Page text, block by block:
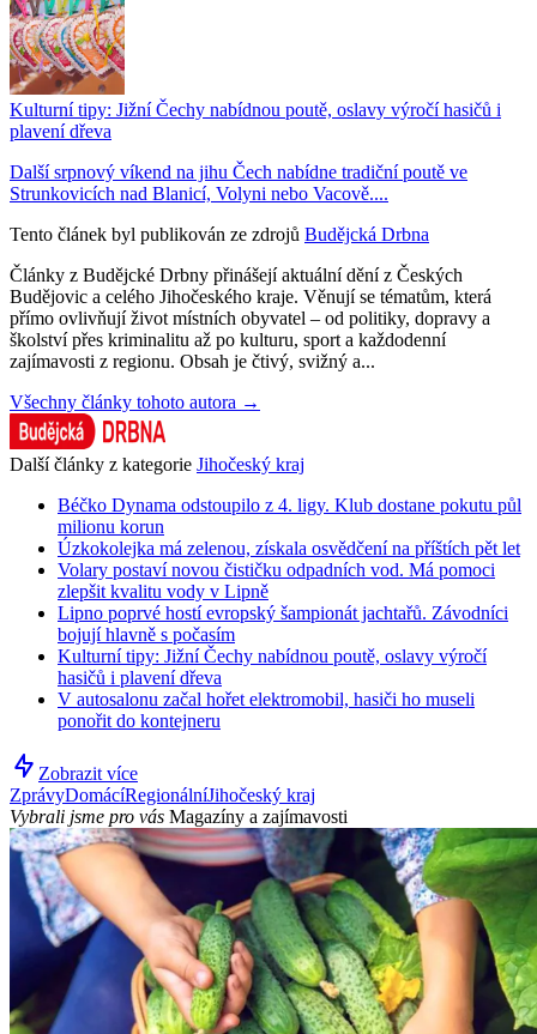
Kulturní tipy: Jižní Čechy nabídnou poutě, oslavy výročí hasičů i
plavení dřeva
Další srpnový víkend na jihu Čech nabídne tradiční poutě ve
Strunkovicích nad Blanicí, Volyni nebo Vacově....
Tento článek byl publikován ze zdrojů Budějcká Drbna
Články z Budějcké Drbny přinášejí aktuální dění z Českých
Budějovic a celého Jihočeského kraje. Věnují se tématům, která
přímo ovlivňují život místních obyvatel – od politiky, dopravy a
školství přes kriminalitu až po kulturu, sport a každodenní
zajímavosti z regionu. Obsah je čtivý, svižný a...
Všechny články tohoto autora →
Další články z kategorie Jihočeský kraj
Béčko Dynama odstoupilo z 4. ligy. Klub dostane pokutu půl
milionu korun
Úzkokolejka má zelenou, získala osvědčení na příštích pět let
Volary postaví novou čističku odpadních vod. Má pomoci
zlepšit kvalitu vody v Lipně
Lipno poprvé hostí evropský šampionát jachtařů. Závodníci
bojují hlavně s počasím
Kulturní tipy: Jižní Čechy nabídnou poutě, oslavy výročí
hasičů i plavení dřeva
V autosalonu začal hořet elektromobil, hasiči ho museli
ponořit do kontejneru
Zobrazit více
ZprávyDomácíRegionálníJihočeský kraj
Vybrali jsme pro vás Magazíny a zajímavosti